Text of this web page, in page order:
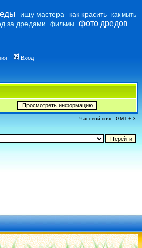
ищу мастера как красить как мыть
за дредами фильмы фото дредов
Вход
Часовой пояс: GMT + 3